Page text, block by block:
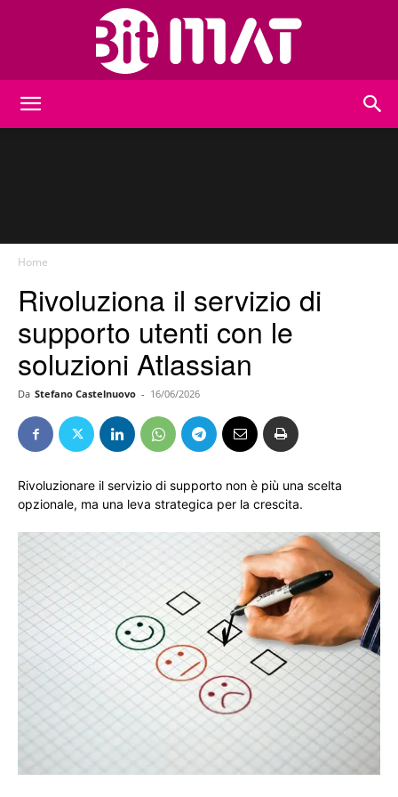
Home
Rivoluziona il servizio di
supporto utenti con le
soluzioni Atlassian
Da Stefano Castelnuovo - 16/06/2026
Rivoluzionare il servizio di supporto non è più una scelta
opzionale, ma una leva strategica per la crescita.